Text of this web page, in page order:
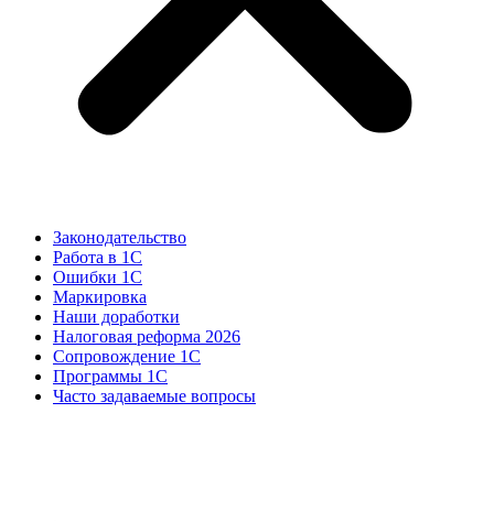
Законодательство
Работа в 1С
Ошибки 1С
Маркировка
Наши доработки
Налоговая реформа 2026
Сопровождение 1С
Программы 1С
Часто задаваемые вопросы